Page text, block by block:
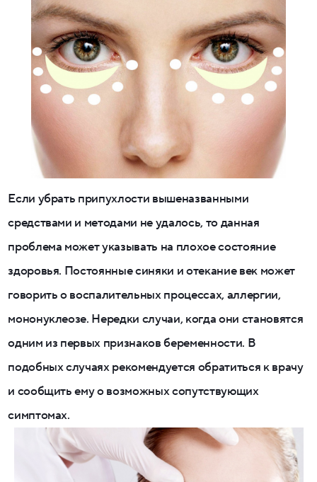
Если убрать припухлости вышеназванными
средствами и методами не удалось, то данная
проблема может указывать на плохое состояние
здоровья. Постоянные синяки и отекание век может
говорить о воспалительных процессах, аллергии,
мононуклеозе. Нередки случаи, когда они становятся
одним из первых признаков беременности. В
подобных случаях рекомендуется обратиться к врачу
и сообщить ему о возможных сопутствующих
симптомах.